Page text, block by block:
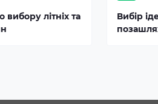
літніх та
Вибір